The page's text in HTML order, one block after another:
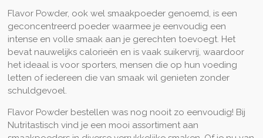
Flavor Powder, ook wel smaakpoeder genoemd, is een
geconcentreerd poeder waarmee je eenvoudig een
intense en volle smaak aan je gerechten toevoegt. Het
bevat nauwelijks calorieën en is vaak suikervrij, waardoor
het ideaal is voor sporters, mensen die op hun voeding
letten of iedereen die van smaak wil genieten zonder
schuldgevoel.
Flavor Powder bestellen was nog nooit zo eenvoudig! Bij
Nutritastisch vind je een mooi assortiment aan